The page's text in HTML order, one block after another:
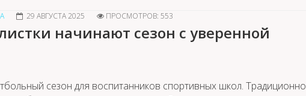
29 АВГУСТА 2025 ПРОСМОТРОВ: 553
начинают сезон с уверенной
сезон для воспитанников спортивных школ. Традиционно